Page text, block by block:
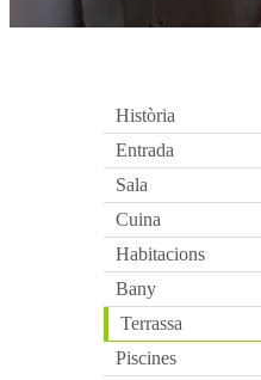
Història
Entrada
Sala
Cuina
Habitacions
Bany
Terrassa
Piscines